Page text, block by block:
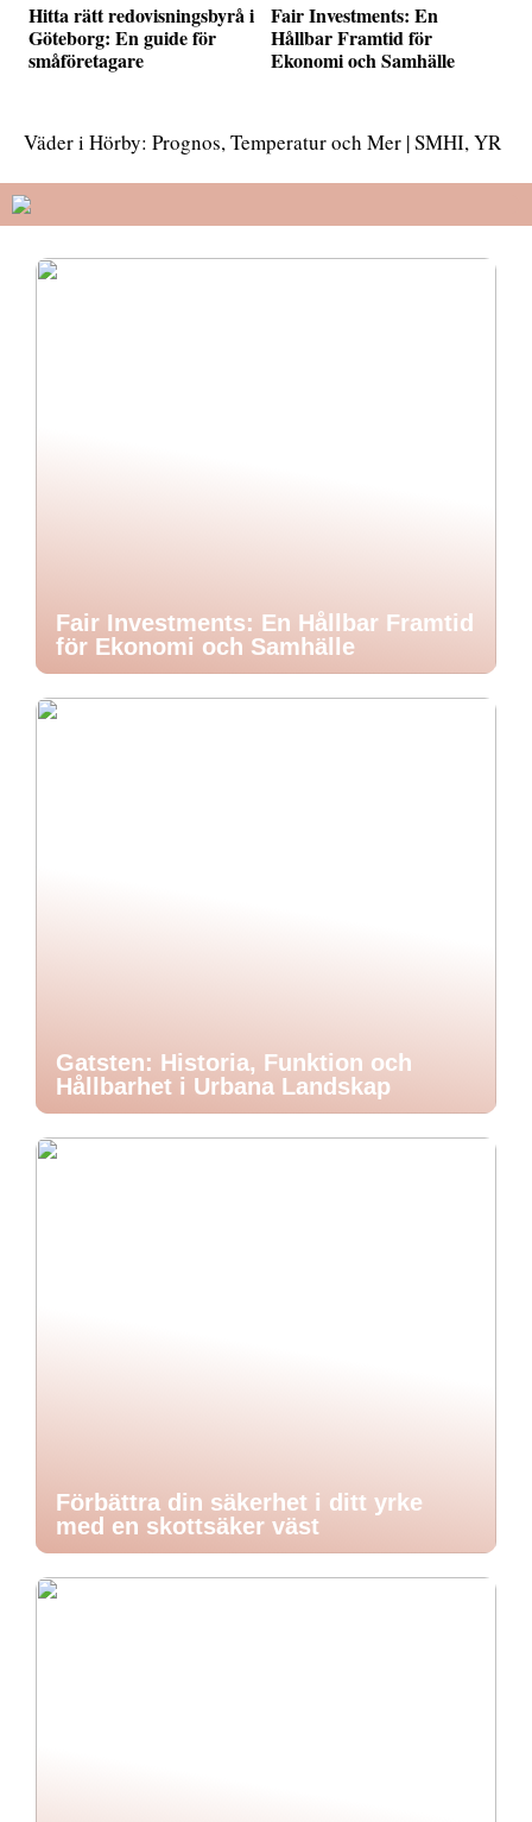
Hitta rätt redovisningsbyrå i
Göteborg: En guide för
småföretagare
Fair Investments: En
Hållbar Framtid för
Ekonomi och Samhälle
Väder i Hörby: Prognos, Temperatur och Mer | SMHI, YR
Fair Investments: En Hållbar Framtid
för Ekonomi och Samhälle
Gatsten: Historia, Funktion och
Hållbarhet i Urbana Landskap
Förbättra din säkerhet i ditt yrke
med en skottsäker väst